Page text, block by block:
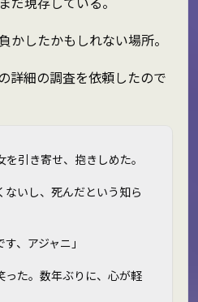
かしたかもしれない場所。
詳細の調査を依頼したので
引き寄せ、抱きしめた。
ないし、死んだという知ら
、アジャニ」
た。数年ぶりに、心が軽